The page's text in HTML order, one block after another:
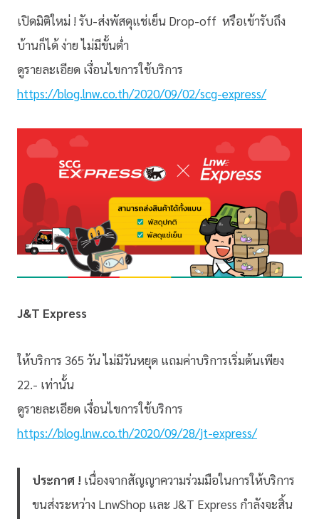
เปิดมิติใหม่ ! รับ-ส่งพัสดุแช่เย็น Drop-off หรือเข้ารับถึง
บ้านก็ได้ ง่าย ไม่มีขั้นต่ำ
ดูรายละเอียด เงื่อนไขการใช้บริการ
https://blog.lnw.co.th/2020/09/02/scg-express/
J&T Express
ให้บริการ 365 วัน ไม่มีวันหยุด แถมค่าบริการเริ่มต้นเพียง
22.- เท่านั้น
ดูรายละเอียด เงื่อนไขการใช้บริการ
https://blog.lnw.co.th/2020/09/28/jt-express/
ประกาศ ! เนื่องจากสัญญาความร่วมมือในการให้บริการ
ขนส่งระหว่าง LnwShop และ J&T Express กำลังจะสิ้น